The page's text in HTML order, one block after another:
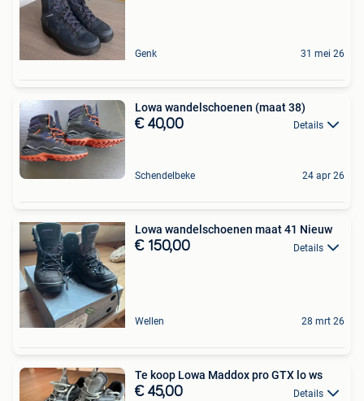
Genk 31 mei 26
Lowa wandelschoenen (maat 38)
€ 40,00 Details
Schendelbeke 24 apr 26
Lowa wandelschoenen maat 41 Nieuw
€ 150,00 Details
Wellen 28 mrt 26
Te koop Lowa Maddox pro GTX lo ws
€ 45,00 Details